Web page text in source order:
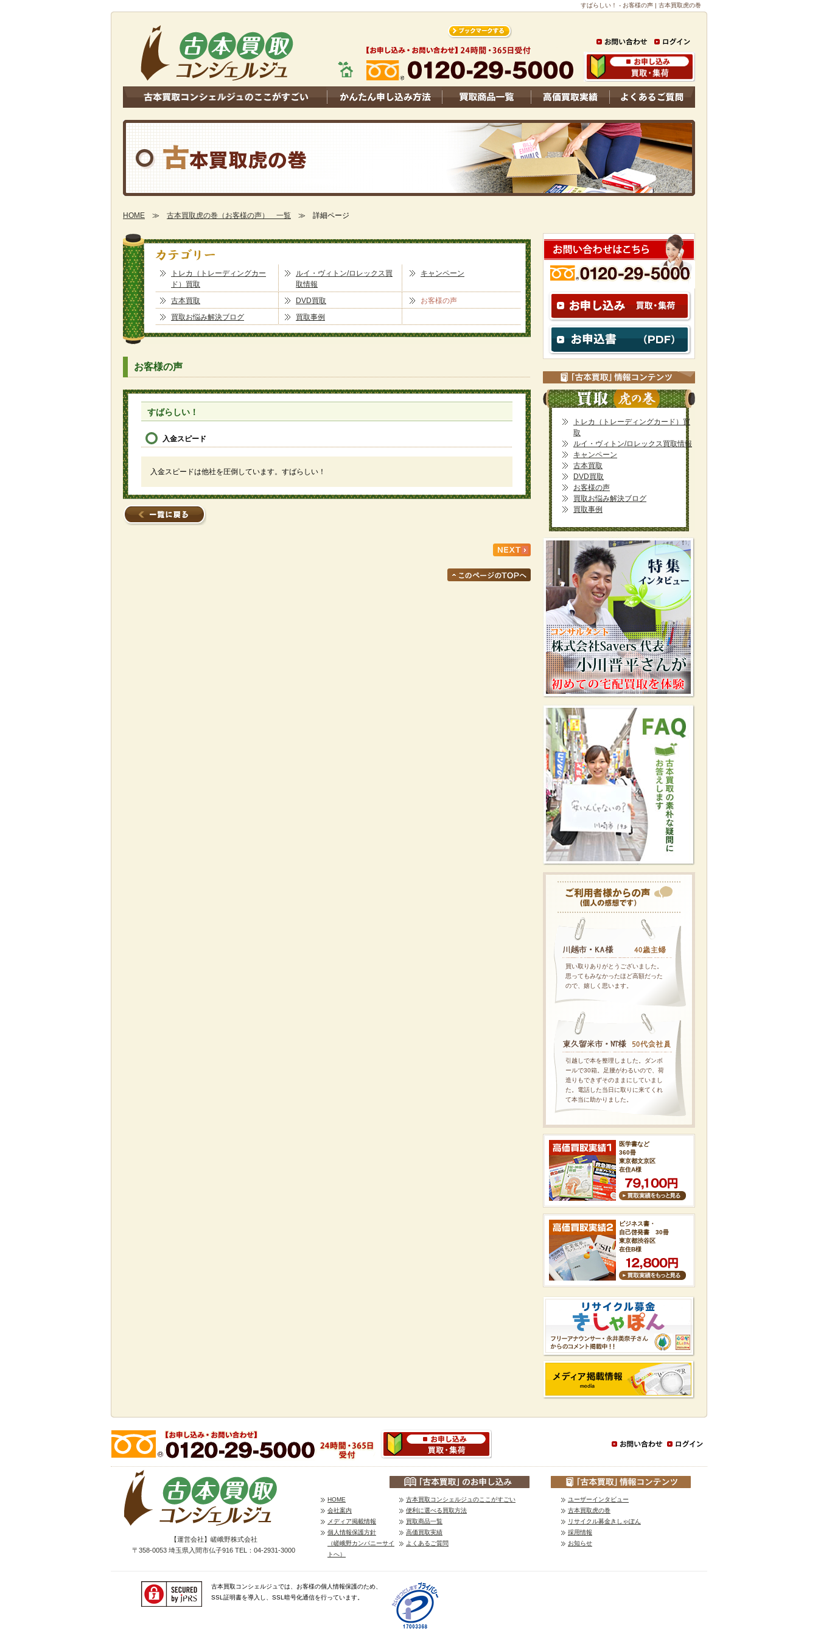
すばらしい！ - お客様の声 | 古本買取虎の巻
HOME ≫ 古本買取虎の巻（お客様の声） 一覧 ≫ 詳細ページ
トレカ（トレーディングカー
ド）買取
ルイ・ヴィトン/ロレックス買
取情報
キャンペーン
古本買取 DVD買取
お客様の声
買取お悩み解決ブログ
買取事例
お客様の声
すばらしい！
入金スピード
入金スピードは他社を圧倒しています。すばらしい！
トレカ（トレーディングカード）買
取
ルイ・ヴィトン/ロレックス買取情報
キャンペーン
古本買取
DVD買取
お客様の声
買取お悩み解決ブログ
買取事例
買い取りありがとうございました。
思ってもみなかったほど高額だった
ので、嬉しく思います。
引越しで本を整理しました。ダンボ
ールで30箱。足腰がわるいので、荷
造りもできずそのままにしていまし
た。電話した当日に取りに来てくれ
て本当に助かりました。
医学書など
360冊
東京都文京区
在住A様
ビジネス書・
自己啓発書 30冊
東京都渋谷区
在住B様
【運営会社】嵯峨野株式会社
〒358-0053 埼玉県入間市仏子916 TEL：04-2931-3000
HOME
会社案内
メディア掲載情報
個人情報保護方針
（嵯峨野カンパニーサイ
トへ）
古本買取コンシェルジュのここがすごい
便利に選べる買取方法
買取商品一覧
高価買取実績
よくあるご質問
ユーザーインタビュー
古本買取虎の巻
リサイクル募金きしゃぽん
採用情報
お知らせ
古本買取コンシェルジュでは、お客様の個人情報保護のため、
SSL証明書を導入し、SSL暗号化通信を行っています。